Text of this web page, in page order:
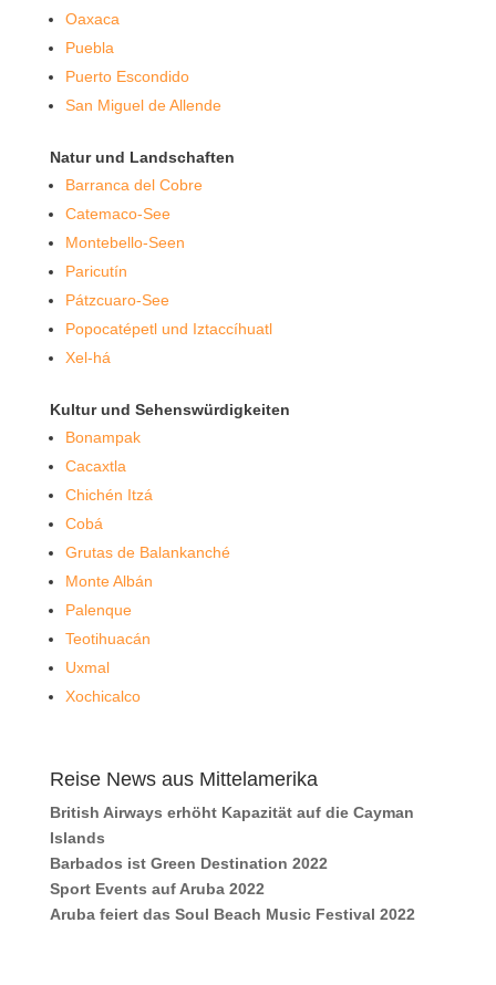
Oaxaca
Puebla
Puerto Escondido
San Miguel de Allende
Natur und Landschaften
Barranca del Cobre
Catemaco-See
Montebello-Seen
Paricutín
Pátzcuaro-See
Popocatépetl und Iztaccíhuatl
Xel-há
Kultur und Sehenswürdigkeiten
Bonampak
Cacaxtla
Chichén Itzá
Cobá
Grutas de Balankanché
Monte Albán
Palenque
Teotihuacán
Uxmal
Xochicalco
Reise News aus Mittelamerika
British Airways erhöht Kapazität auf die Cayman
Islands
Barbados ist Green Destination 2022
Sport Events auf Aruba 2022
Aruba feiert das Soul Beach Music Festival 2022